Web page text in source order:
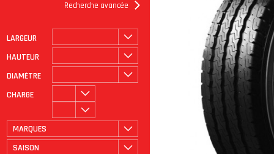
Recherche avancée
LARGEUR
HAUTEUR
DIAMÈTRE
CHARGE
MARQUES
SAISON
ROULAGE À PLAT